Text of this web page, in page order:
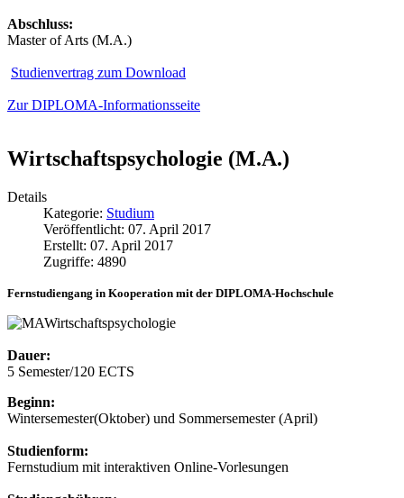
Abschluss:
Master of Arts (M.A.)
Studienvertrag zum Download
Zur DIPLOMA-Informationsseite
Wirtschaftspsychologie (M.A.)
Details
Kategorie: Studium
Veröffentlicht: 07. April 2017
Erstellt: 07. April 2017
Zugriffe: 4890
Fernstudiengang in Kooperation mit der DIPLOMA-Hochschule
Dauer:
5 Semester/120 ECTS
Beginn:
Wintersemester(Oktober) und Sommersemester (April)
Studienform:
Fernstudium mit interaktiven Online-Vorlesungen